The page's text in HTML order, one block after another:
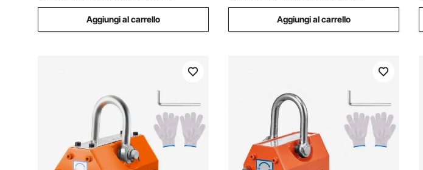
Aggiungi al carrello Aggiungi al carrello